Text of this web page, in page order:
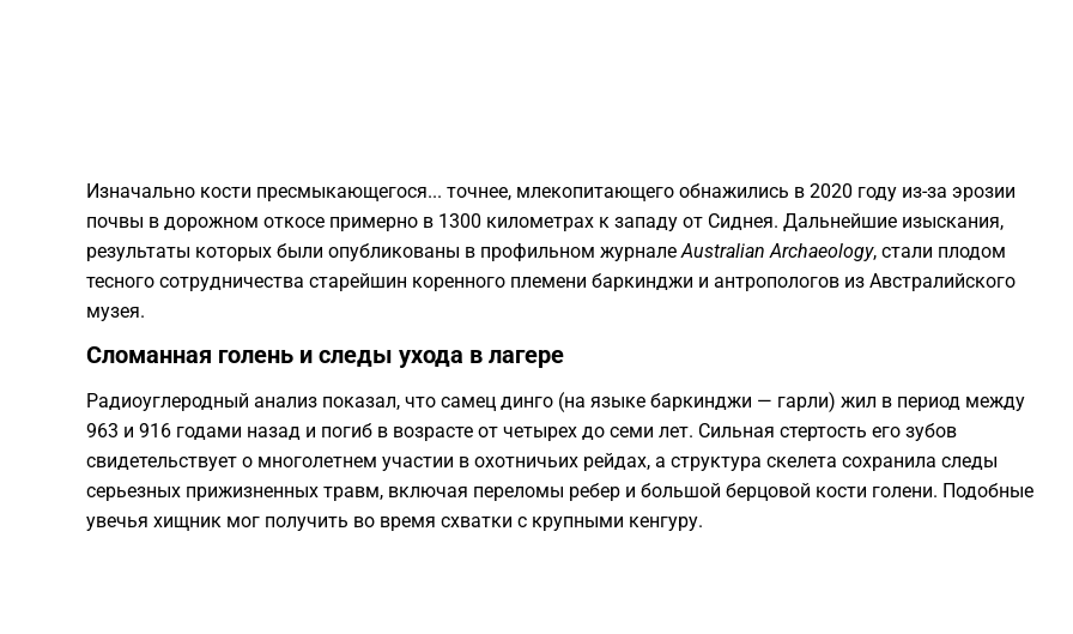
Изначально кости пресмыкающегося... точнее, млекопитающего обнажились в 2020 году из-за эрозии
почвы в дорожном откосе примерно в 1300 километрах к западу от Сиднея. Дальнейшие изыскания,
результаты которых были опубликованы в профильном журналеAustralian Archaeology, стали плодом
тесного сотрудничества старейшин коренного племени баркинджи и антропологов из Австралийского
музея.
Сломанная голень и следы ухода в лагере
Радиоуглеродный анализ показал, что самец динго (на языке баркинджи — гарли) жил в период между
963 и 916 годами назад и погиб в возрасте от четырех до семи лет. Сильная стертость его зубов
свидетельствует о многолетнем участии в охотничьих рейдах, а структура скелета сохранила следы
серьезных прижизненных травм, включая переломы ребер и большой берцовой кости голени. Подобные
увечья хищник мог получить во время схватки с крупными кенгуру.